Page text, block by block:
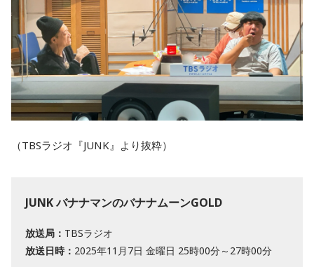
（TBSラジオ『JUNK』より抜粋）
JUNK バナナマンのバナナムーンGOLD
放送局： TBSラジオ
放送日時： 2025年11月7日 金曜日 25時00分～27時00分